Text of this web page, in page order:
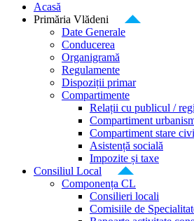
Acasă
Primăria Vlădeni
Date Generale
Conducerea
Organigramă
Regulamente
Dispoziții primar
Compartimente
Relații cu publicul /
Compartiment
Compartiment stare
Asistență socială
Impozite și taxe
Consiliul Local
Componența CL
Consilieri locali
Comisiile de